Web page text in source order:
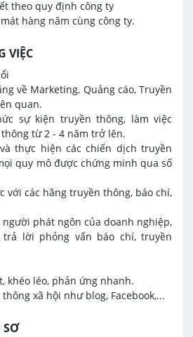
theo quy định công ty
hàng năm cùng công ty.
VIỆC
về Marketing, Quảng cáo, Truyền
quan.
sự kiện truyền thông, làm việc
từ 2 - 4 năm trở lên.
thực hiện các chiến dịch truyền
quy mô được chứng minh qua số
với các hãng truyền thông, báo chí,
phát ngôn của doanh nghiệp,
lời phỏng vấn báo chí, truyền
khéo léo, phản ứng nhanh.
xã hội như blog, Facebook,...
SƠ